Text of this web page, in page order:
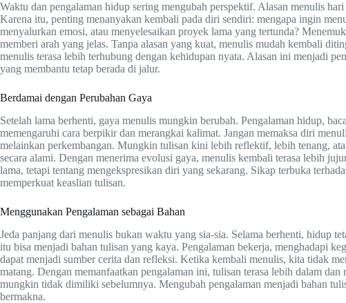
Waktu dan pengalaman hidup sering mengubah perspektif. Alasan menulis
Karena itu, penting menanyakan kembali pada diri sendiri: mengapa ingin
menyalurkan emosi, atau menyelesaikan proyek lama yang tertunda?
memberi arah yang jelas. Tanpa alasan yang kuat, menulis mudah kembali
menulis terasa lebih terhubung dengan kehidupan nyata. Alasan ini menjadi
yang membantu tetap berada di jalur.
Berdamai dengan Perubahan Gaya
Setelah lama berhenti, gaya menulis mungkin berubah. Pengalaman hidup,
memengaruhi cara berpikir dan merangkai kalimat. Jangan memaksa diri
melainkan perkembangan. Mungkin tulisan kini lebih reflektif, lebih tenang,
secara alami. Dengan menerima evolusi gaya, menulis kembali terasa lebih
lama, tetapi tentang mengekspresikan diri yang sekarang. Sikap terbuka
memperkuat keaslian tulisan.
Menggunakan Pengalaman sebagai Bahan
Jeda panjang dari menulis bukan waktu yang sia-sia. Selama berhenti, hidup
itu bisa menjadi bahan tulisan yang kaya. Pengalaman bekerja, menghadapi
dapat menjadi sumber cerita dan refleksi. Ketika kembali menulis, kita tidak
matang. Dengan memanfaatkan pengalaman ini, tulisan terasa lebih dalam
mungkin tidak dimiliki sebelumnya. Mengubah pengalaman menjadi bahan
bermakna.